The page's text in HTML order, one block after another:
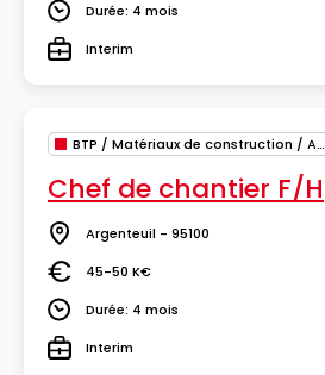
DuréeDurée: 4 mois
TypeInterim
BTP / Matériaux de construction / Architecture
Chef de chantier F/H
Lieu Argenteuil - 95100
Salaire45-50 K€
DuréeDurée: 4 mois
TypeInterim